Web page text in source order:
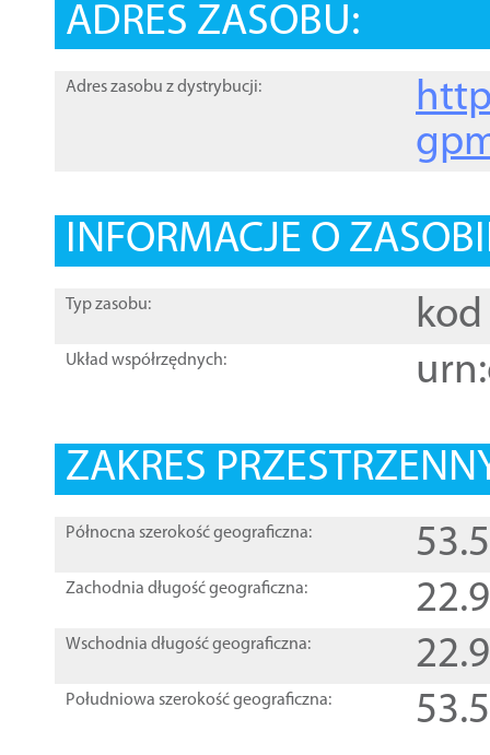
ADRES ZASOBU:
Adres zasobu z dystrybucji:
INFORMACJE O
Typ zasobu: kod
Układ współrzędnych:
ZAKRES
Północna szerokość geograficzna:
Zachodnia długość geograficzna:
Wschodnia długość geograficzna:
Południowa szerokość geograficzna: